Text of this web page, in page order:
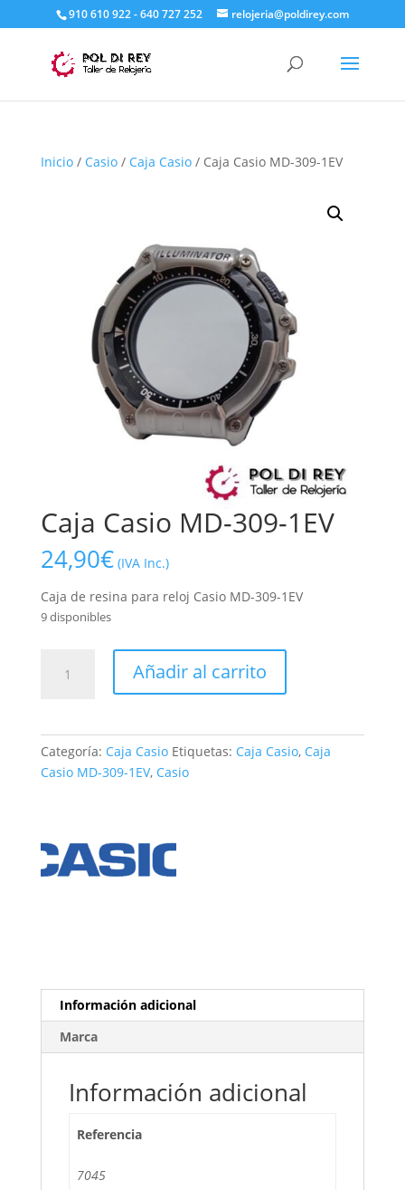
910 610 922 - 640 727 252 relojeria@poldirey.com
Inicio/ Casio/ Caja Casio/ Caja Casio MD-309-1EV
Caja Casio MD-309-1EV
24,90€ (IVA Inc.)
Caja de resina para reloj Casio MD-309-1EV
9 disponibles
Casio
cantidad
Añadir al carrito
Categoría: Caja Casio Etiquetas: Caja Casio, Caja
Casio MD-309-1EV, Casio
Información adicional
Marca
Información adicional
Referencia
7045